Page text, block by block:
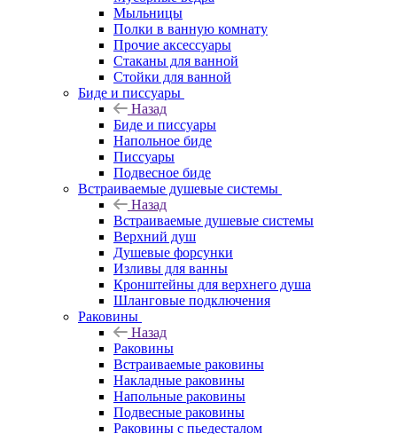
Мыльницы
Полки в ванную комнату
Прочие аксессуары
Стаканы для ванной
Стойки для ванной
Биде и писсуары
Назад
Биде и писсуары
Напольное биде
Писсуары
Подвесное биде
Встраиваемые душевые системы
Назад
Встраиваемые душевые системы
Верхний душ
Душевые форсунки
Изливы для ванны
Кронштейны для верхнего душа
Шланговые подключения
Раковины
Назад
Раковины
Встраиваемые раковины
Накладные раковины
Напольные раковины
Подвесные раковины
Раковины с пьедесталом